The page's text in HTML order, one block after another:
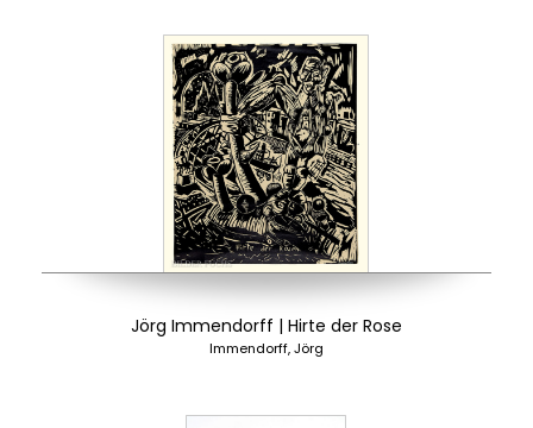
Jörg Immendorff | Hirte der Rose
Immendorff, Jörg